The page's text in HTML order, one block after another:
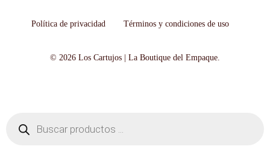
Política de privacidad Términos y condiciones de uso
© 2026 Los Cartujos | La Boutique del Empaque.
productos